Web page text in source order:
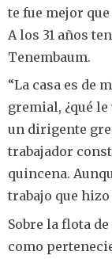
te fue mejor
A los 31 años
Tenembaum.
“La casa es de
gremial, ¿qué le
un dirigente
trabajador
quincena.
trabajo que hizo
Sobre la flota
como